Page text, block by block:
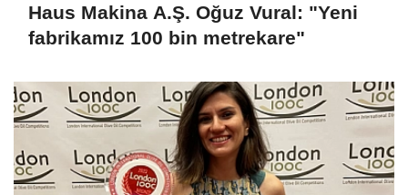
Haus Makina A.Ş. Oğuz Vural: "Yeni
fabrikamız 100 bin metrekare"